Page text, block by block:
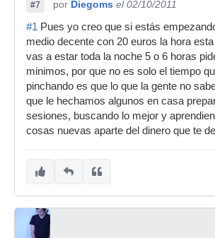
#7 por Diegoms el 02/10/2011
#1 Pues yo creo que si estás
medio decente con 20 euros la hora
vas a estar toda la noche 5 o 6 horas
minimos, por que no es solo el tiempo
pinchando es que lo que la gente no
que le hechamos algunos en casa
sesiones, buscando lo mejor y
cosas nuevas aparte del dinero que te